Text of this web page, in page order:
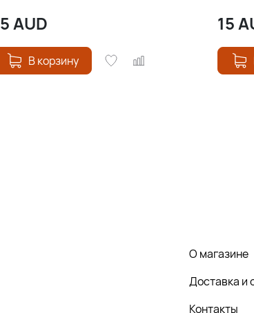
AUD
В корзину
15
О магазине
Доставка и
Контакты